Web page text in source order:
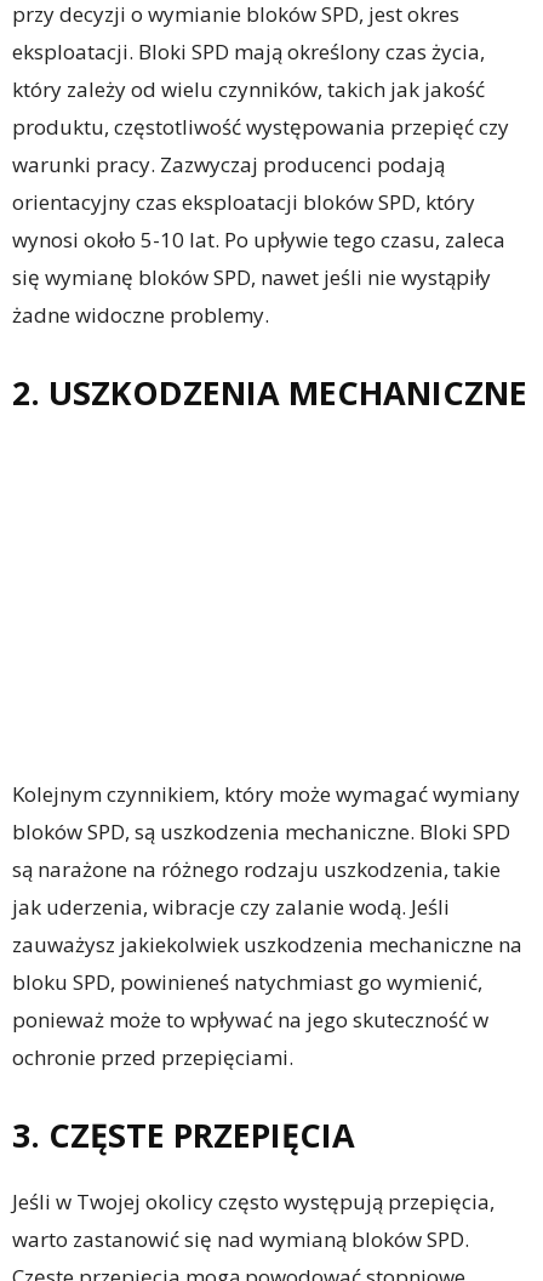
przy decyzji o wymianie bloków SPD, jest okres
eksploatacji. Bloki SPD mają określony czas życia,
który zależy od wielu czynników, takich jak jakość
produktu, częstotliwość występowania przepięć czy
warunki pracy. Zazwyczaj producenci podają
orientacyjny czas eksploatacji bloków SPD, który
wynosi około 5-10 lat. Po upływie tego czasu, zaleca
się wymianę bloków SPD, nawet jeśli nie wystąpiły
żadne widoczne problemy.
2. USZKODZENIA MECHANICZNE
Kolejnym czynnikiem, który może wymagać wymiany
bloków SPD, są uszkodzenia mechaniczne. Bloki SPD
są narażone na różnego rodzaju uszkodzenia, takie
jak uderzenia, wibracje czy zalanie wodą. Jeśli
zauważysz jakiekolwiek uszkodzenia mechaniczne na
bloku SPD, powinieneś natychmiast go wymienić,
ponieważ może to wpływać na jego skuteczność w
ochronie przed przepięciami.
3. CZĘSTE PRZEPIĘCIA
Jeśli w Twojej okolicy często występują przepięcia,
warto zastanowić się nad wymianą bloków SPD.